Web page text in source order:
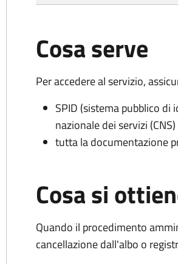
Cosa serve
Per accedere al servizio,
SPID (sistema pubblico di
nazionale dei servizi (CNS)
tutta la documentazione
Cosa si
Quando il procedimento
cancellazione dall'albo o